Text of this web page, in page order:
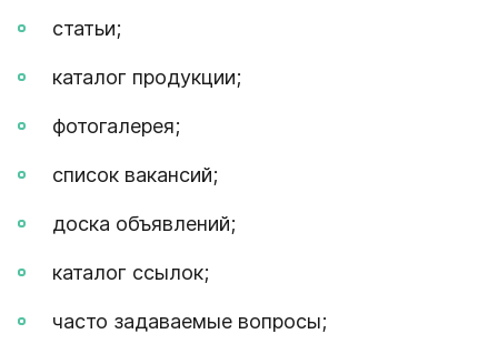
статьи;
каталог продукции;
фотогалерея;
список вакансий;
доска объявлений;
каталог ссылок;
часто задаваемые вопросы;